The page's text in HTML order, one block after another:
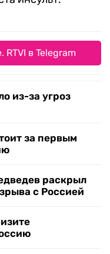
в Telegram
из-за угроз
за первым
раскрыл
с Россией